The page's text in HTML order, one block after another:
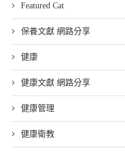
Featured Cat
保養文獻 網路分享
健康
健康文獻 網路分享
健康管理
健康衛教